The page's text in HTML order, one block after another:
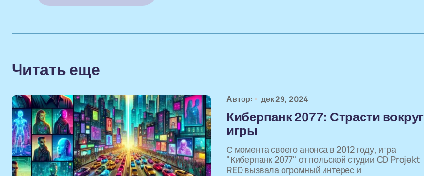
Читать еще
Автор: дек 29, 2024
Киберпанк 2077: Страсти вокруг
игры
С момента своего анонса в 2012 году, игра
"Киберпанк 2077" от польской студии CD Projekt
RED вызвала огромный интерес и